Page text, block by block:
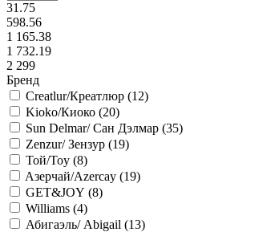
31.75
598.56
1 165.38
1 732.19
2 299
Бренд
Creatlur/Креатлюр (12)
Kioko/Киоко (20)
Sun Delmar/ Сан Дэлмар (35)
Zenzur/ Зензур (19)
Той/Toy (8)
Aзерчай/Azercay (19)
GET&JOY (8)
Williams (4)
Абигаэль/ Abigail (13)